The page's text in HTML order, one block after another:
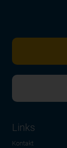
Links
Kontakt